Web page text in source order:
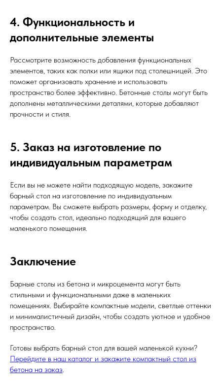
4. Функциональность и
дополнительные элементы
Рассмотрите возможность добавления функциональных
элементов, таких как полки или ящики под столешницей. Это
поможет организовать хранение и использовать
пространство более эффективно. Бетонные столы могут быть
дополнены металлическими деталями, которые добавляют
прочности и стиля.
5. Заказ на изготовление по
индивидуальным параметрам
Если вы не можете найти подходящую модель, закажите
барный стол на изготовление по индивидуальным
параметрам. Вы сможете выбрать размеры, форму и отделку,
чтобы создать стол, идеально подходящий для вашего
маленького помещения.
Заключение
Барные столы из бетона и микроцемента могут быть
стильными и функциональными даже в маленьких
помещениях. Выбирайте компактные модели, светлые оттенки
и минималистичный дизайн, чтобы создать уютное и удобное
пространство.
Готовы выбрать барный стол для вашей маленькой кухни?
Перейдите в наш каталог и закажите компактный стол из
бетона на заказ.